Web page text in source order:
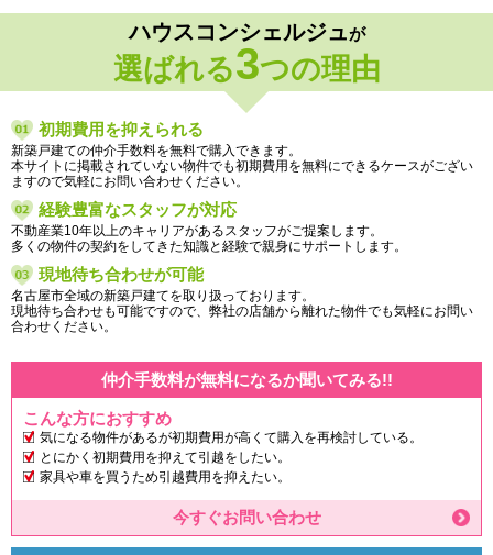
ハウスコンシェルジュが
選ばれる3つの理由
初期費用を抑えられる
新築戸建ての仲介手数料を無料で購入できます。
本サイトに掲載されていない物件でも初期費用を無料にできるケースがござい
ますので気軽にお問い合わせください。
経験豊富なスタッフが対応
不動産業10年以上のキャリアがあるスタッフがご提案します。
多くの物件の契約をしてきた知識と経験で親身にサポートします。
現地待ち合わせが可能
名古屋市全域の新築戸建てを取り扱っております。
現地待ち合わせも可能ですので、弊社の店舗から離れた物件でも気軽にお問い
合わせください。
仲介手数料が無料になるか聞いてみる!!
こんな方におすすめ
気になる物件があるが初期費用が高くて購入を再検討している。
とにかく初期費用を抑えて引越をしたい。
家具や車を買うため引越費用を抑えたい。
今すぐお問い合わせ